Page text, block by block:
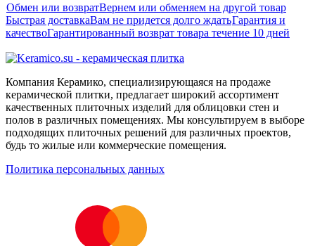
Обмен или возвратВернем или обменяем на другой товар
Быстрая доставкаВам не придется долго ждатьГарантия и
качествоГарантированный возврат товара течение 10 дней
Компания Керамико, специализирующаяся на продаже
керамической плитки, предлагает широкий ассортимент
качественных плиточных изделий для облицовки стен и
полов в различных помещениях. Мы консультируем в выборе
подходящих плиточных решений для различных проектов,
будь то жилые или коммерческие помещения.
Политика персональных данных